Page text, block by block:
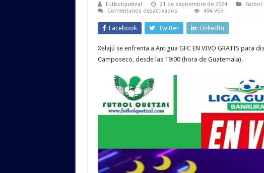
Futbolquetzal 21 de septiembre de 2024 Fútbol
Comentarios desactivadosen
Xelajú
MC
vs
GFC
EN
VIVO
ONLINE
494 VER
Facebook Twitter LinkedIn
Xelajú se enfrenta a Antigua GFC EN VIVO GRATIS
Camposeco, desde las 19:00 (hora de Guatemala).